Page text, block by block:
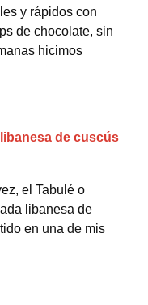
y rápidos con
de chocolate, sin
hicimos
de cuscús
el Tabulé o
libanesa de
en una de mis